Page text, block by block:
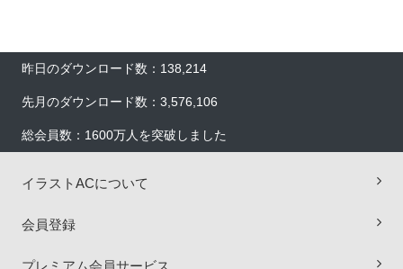
昨日のダウンロード数：138,214
先月のダウンロード数：3,576,106
総会員数：1600万人を突破しました
イラストACについて
会員登録
プレミアム会員サービス